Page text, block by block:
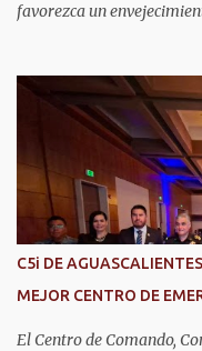
favorezca un
fundamentalmente en la
de las enfermedades más
años, como diabetes,
alzhéimer, entre otros
son el corazón de
cuidado y
servicios que les ayuden
presidenta del DIF Estatal.
interesados deben acudir
C5i DE
MEJOR CENTRO DE
El Centro de Comando,